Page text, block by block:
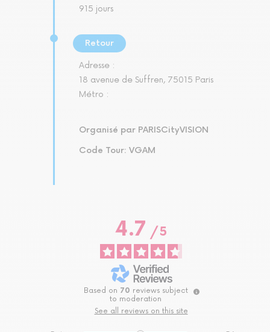
915 jours
Retour
Adresse :
18 avenue de Suffren, 75015 Paris
Métro :
Organisé par PARISCityVISION
Code Tour: VGAM
4.7 / 5
Based on 70 reviews subject
to moderation
See all reviews on this site